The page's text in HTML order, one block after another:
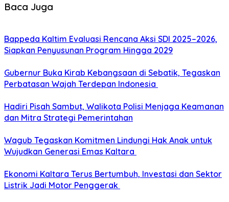
Baca Juga
Bappeda Kaltim Evaluasi Rencana Aksi SDI 2025–2026,
Siapkan Penyusunan Program Hingga 2029
Gubernur Buka Kirab Kebangsaan di Sebatik, Tegaskan
Perbatasan Wajah Terdepan Indonesia
Hadiri Pisah Sambut, Walikota Polisi Menjaga Keamanan
dan Mitra Strategi Pemerintahan
Wagub Tegaskan Komitmen Lindungi Hak Anak untuk
Wujudkan Generasi Emas Kaltara
Ekonomi Kaltara Terus Bertumbuh, Investasi dan Sektor
Listrik Jadi Motor Penggerak